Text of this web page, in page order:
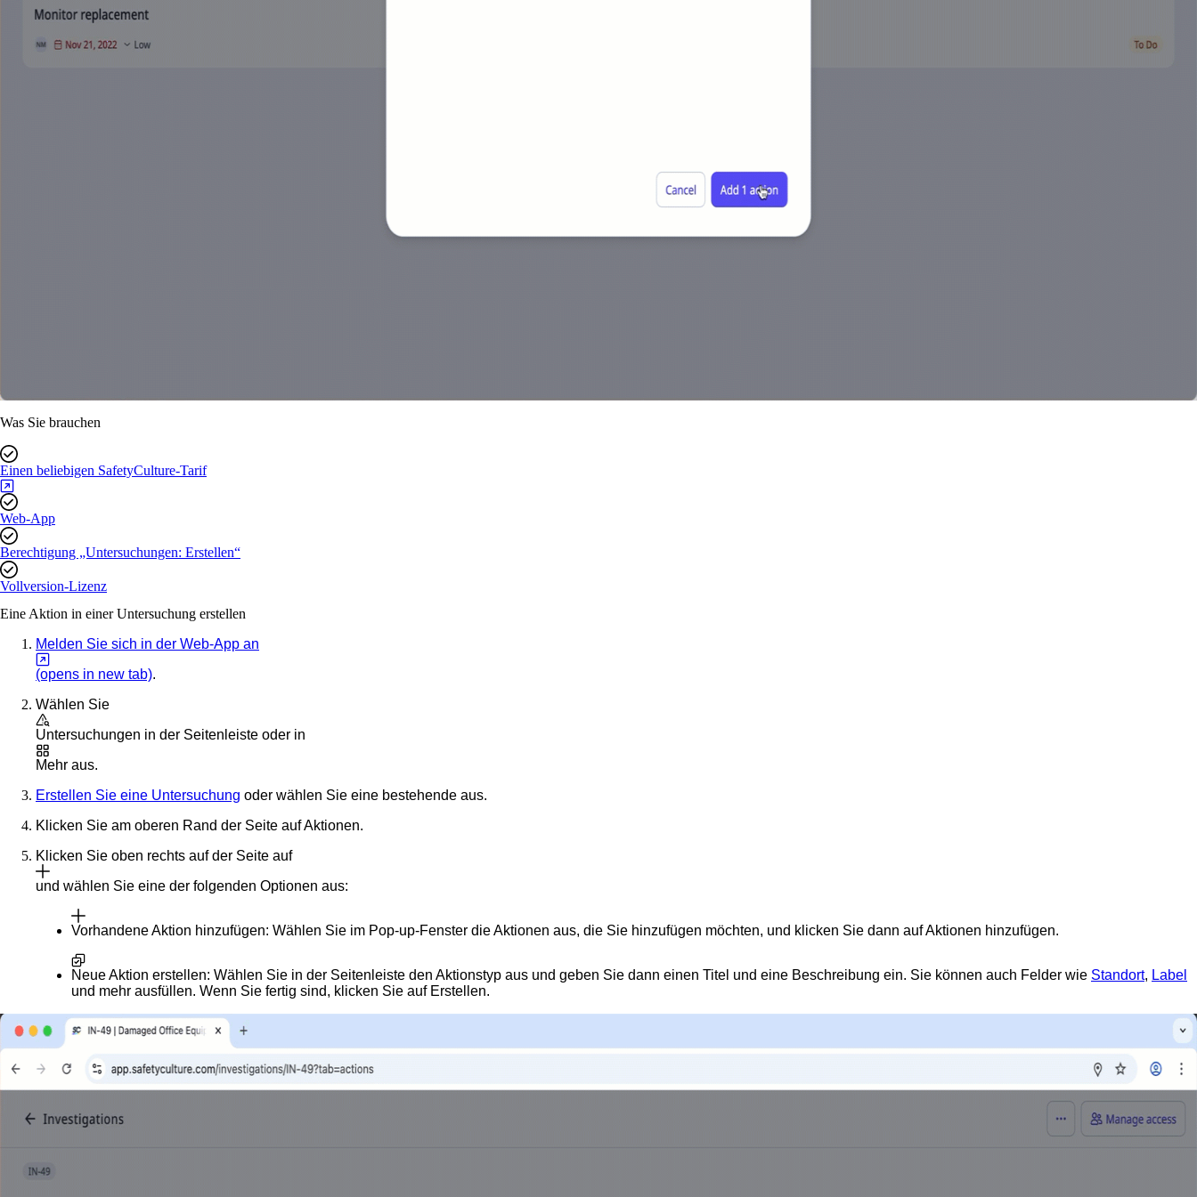
Was Sie brauchen
Einen beliebigen SafetyCulture-Tarif
Web-App
Berechtigung „Untersuchungen: Erstellen“
Vollversion-Lizenz
Eine Aktion in einer Untersuchung erstellen
Melden Sie sich in der Web-App an
(opens in new tab).
Wählen Sie
Untersuchungen in der Seitenleiste oder in
Mehr aus.
Erstellen Sie eine Untersuchung oder wählen Sie eine bestehende aus.
Klicken Sie am oberen Rand der Seite aufAktionen.
Klicken Sie oben rechts auf der Seite auf
und wählen Sie eine der folgenden Optionen aus:
Vorhandene Aktion hinzufügen: Wählen Sie im Pop-up-Fenster die Aktionen aus, die Sie hinzufügen möchten, und klicken Sie dann aufAktionen hinzufügen.
Neue Aktion erstellen: Wählen Sie in der Seitenleiste den Aktionstyp aus und geben Sie dann einen Titel und eine Beschreibung ein. Sie können auch Felder wie Standort, Label
und mehr ausfüllen. Wenn Sie fertig sind, klicken Sie auf Erstellen.